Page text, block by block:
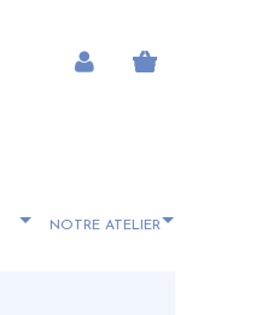
NOTRE ATELIER